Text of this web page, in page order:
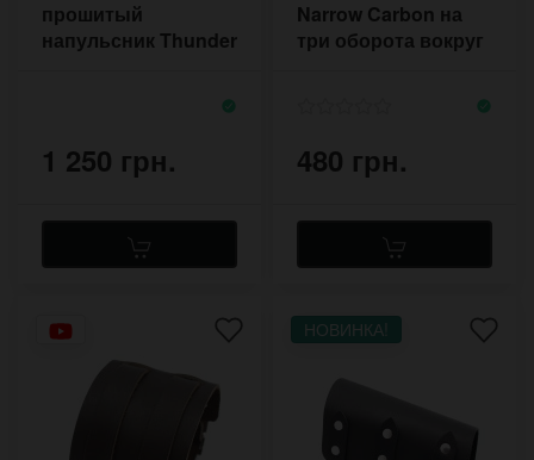
прошитый
напульсник Thunder
1 250 грн.
Narrow Carbon на
три оборота вокруг
480 грн.
НОВИНКА!